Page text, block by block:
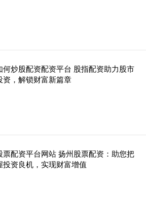
何炒股配资配资平台 股指配资助力股市
资，解锁财富新篇章
票配资平台网站 扬州股票配资：助您把
投资良机，实现财富增值